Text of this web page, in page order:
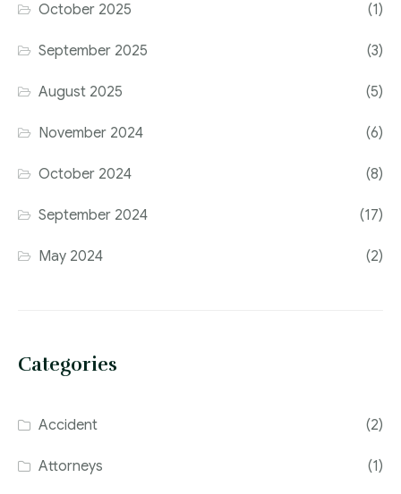
October 2025 (1)
September 2025 (3)
August 2025 (5)
November 2024 (6)
October 2024 (8)
September 2024 (17)
May 2024 (2)
Categories
Accident (2)
Attorneys (1)